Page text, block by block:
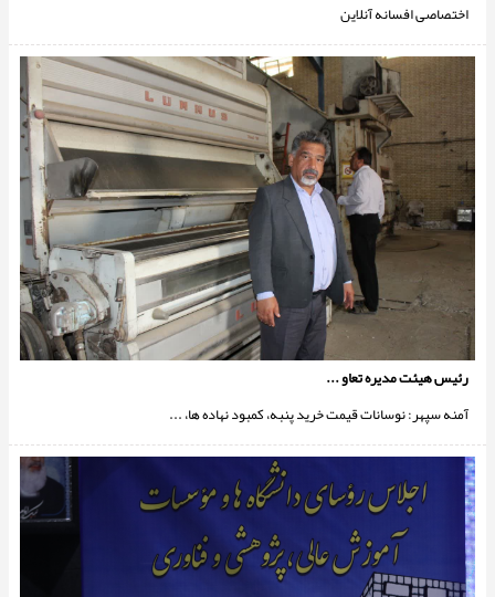
اختصاصی افسانه آنلاین
رئیس هیئت مدیره تعاو ...
آمنه سپهر: نوسانات قیمت خرید پنبه، کمبود نهاده ها، ...